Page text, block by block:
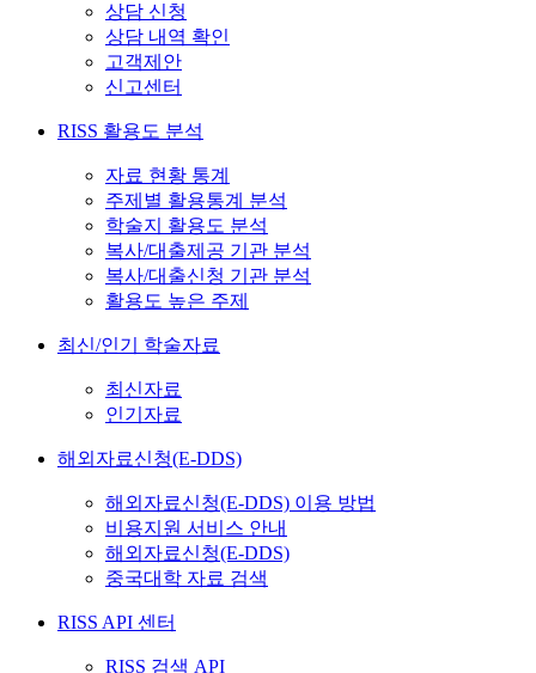
상담 신청
상담 내역 확인
고객제안
신고센터
RISS 활용도 분석
자료 현황 통계
주제별 활용통계 분석
학술지 활용도 분석
복사/대출제공 기관 분석
복사/대출신청 기관 분석
활용도 높은 주제
최신/인기 학술자료
최신자료
인기자료
해외자료신청(E-DDS)
해외자료신청(E-DDS) 이용 방법
비용지원 서비스 안내
해외자료신청(E-DDS)
중국대학 자료 검색
RISS API 센터
RISS 검색 API